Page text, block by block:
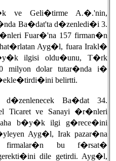
ve Geli�tirme A.�.'nin,
Ba�dat'ta d�zenledi�i 3.
Fuar�'na 157 firman�n
Ayg�l, fuara Irakl�
ilgisi oldu�unu, T�rk
milyon dolar tutar�nda i�
belirtti.
Ba�dat 34.
Ticaret ve Sanayi �r�nleri
b�y�k ilgi g�rece�ini
Ayg�l, Irak pazar�na
firmalar�n bu f�rsat�
dile getirdi. Ayg�l,